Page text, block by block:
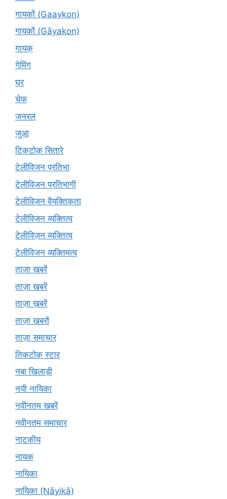
गायकों (Gaaykon)
गायकों (Gāyakon)
गायक्
गेमिंग
घर
चेफ
जनरल
जुआ
टिकटोक सितारे
टेलीविजन प्रतिभा
टेलीविजन प्रतिभागी
टेलीविजन वैयक्तिकता
टेलीविजन व्यक्तित्व
टेलीविज़न व्यक्तित्व
टेलीविजन व्यक्तिमत्व
ताजा खबरें
ताज़ा खबरें
ताज़ा ख़बरें
ताज़ा खबरों
ताज़ा समाचार
तिकटोक स्टार
नबा खिलाड़ी
नयी नायिका
नवीनतम खबरें
नवीनतम समाचार
नाटकीय
नायक
नायिका
नायिका (Nāyikā)